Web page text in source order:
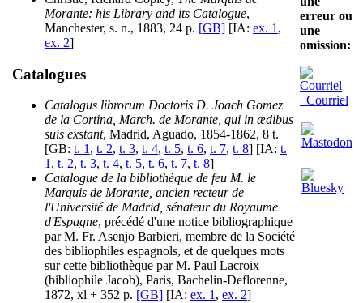
Morante: his Library and its Catalogue,
Manchester, s. n., 1883, 24 p. [GB] [IA: ex. 1 ,
ex. 2]
Catalogues
Catalogus librorum Doctoris D. Joach Gomez
de la Cortina, March. de Morante, qui in ædibus
suis exstant, Madrid, Aguado, 1854-1862, 8 t.
[GB: t. 1, t. 2, t. 3, t. 4, t. 5, t. 6, t. 7, t. 8] [IA: t.
1, t. 2, t. 3, t. 4, t. 5, t. 6, t. 7, t. 8]
Catalogue de la bibliothèque de feu M. le
Marquis de Morante, ancien recteur de
l'Université de Madrid, sénateur du Royaume
d'Espagne, précédé d'une notice bibliographique
par M. Fr. Asenjo Barbieri, membre de la Société
des bibliophiles espagnols, et de quelques mots
sur cette bibliothèque par M. Paul Lacroix
(bibliophile Jacob), Paris, Bachelin-Deflorenne,
1872, xl + 352 p. [GB] [IA: ex. 1, ex. 2]
erreur ou
une
omission:
Courriel